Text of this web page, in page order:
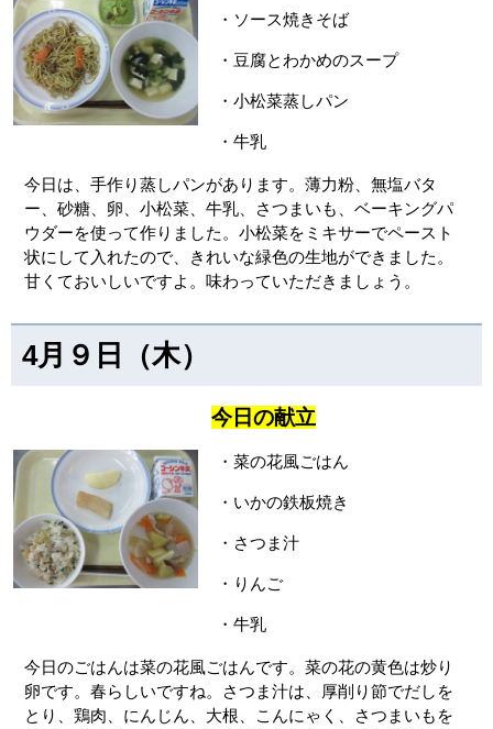
・ソース焼きそば
・豆腐とわかめのスープ
・小松菜蒸しパン
・牛乳
今日は、手作り蒸しパンがあります。薄力粉、無塩バタ
ー、砂糖、卵、小松菜、牛乳、さつまいも、ベーキングパ
ウダーを使って作りました。小松菜をミキサーでペースト
状にして入れたので、きれいな緑色の生地ができました。
甘くておいしいですよ。味わっていただきましょう。
4月９日（木）
今日の献立
・菜の花風ごはん
・いかの鉄板焼き
・さつま汁
・りんご
・牛乳
今日のごはんは菜の花風ごはんです。菜の花の黄色は炒り
卵です。春らしいですね。さつま汁は、厚削り節でだしを
とり、鶏肉、にんじん、大根、こんにゃく、さつまいもを